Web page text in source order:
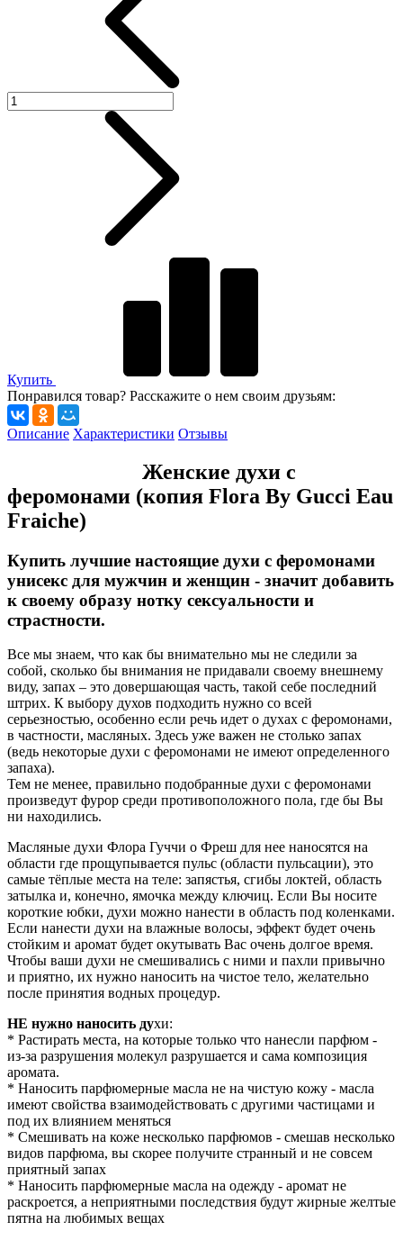
Купить
Понравился товар? Расскажите о нем своим друзьям:
Описание Характеристики Отзывы
Женские духи с
феромонами (копия Flora By Gucci Eau
Fraiche)
Купить лучшие настоящие духи с феромонами
унисекс для мужчин и женщин - значит добавить
к своему образу нотку сексуальности и
страстности.
Все мы знаем, что как бы внимательно мы не следили за
собой, сколько бы внимания не придавали своему внешнему
виду, запах – это довершающая часть, такой себе последний
штрих. К выбору духов подходить нужно со всей
серьезностью, особенно если речь идет о духах с феромонами,
в частности, масляных. Здесь уже важен не столько запах
(ведь некоторые духи с феромонами не имеют определенного
запаха).
Тем не менее, правильно подобранные духи с феромонами
произведут фурор среди противоположного пола, где бы Вы
ни находились.
Масляные духи Флора Гуччи о Фреш для нее наносятся на
области где прощупывается пульс (области пульсации), это
самые тёплые места на теле: запястья, сгибы локтей, область
затылка и, конечно, ямочка между ключиц. Если Вы носите
короткие юбки, духи можно нанести в область под коленками.
Если нанести духи на влажные волосы, эффект будет очень
стойким и аромат будет окутывать Вас очень долгое время.
Чтобы ваши духи не смешивались с ними и пахли привычно
и приятно, их нужно наносить на чистое тело, желательно
после принятия водных процедур.
НЕ нужно наносить духи:
* Растирать места, на которые только что нанесли парфюм -
из-за разрушения молекул разрушается и сама композиция
аромата.
* Наносить парфюмерные масла не на чистую кожу - масла
имеют свойства взаимодействовать с другими частицами и
под их влиянием меняться
* Смешивать на коже несколько парфюмов - смешав несколько
видов парфюма, вы скорее получите странный и не совсем
приятный запах
* Наносить парфюмерные масла на одежду - аромат не
раскроется, а неприятными последствия будут жирные желтые
пятна на любимых вещах